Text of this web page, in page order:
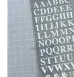
As
ser
na